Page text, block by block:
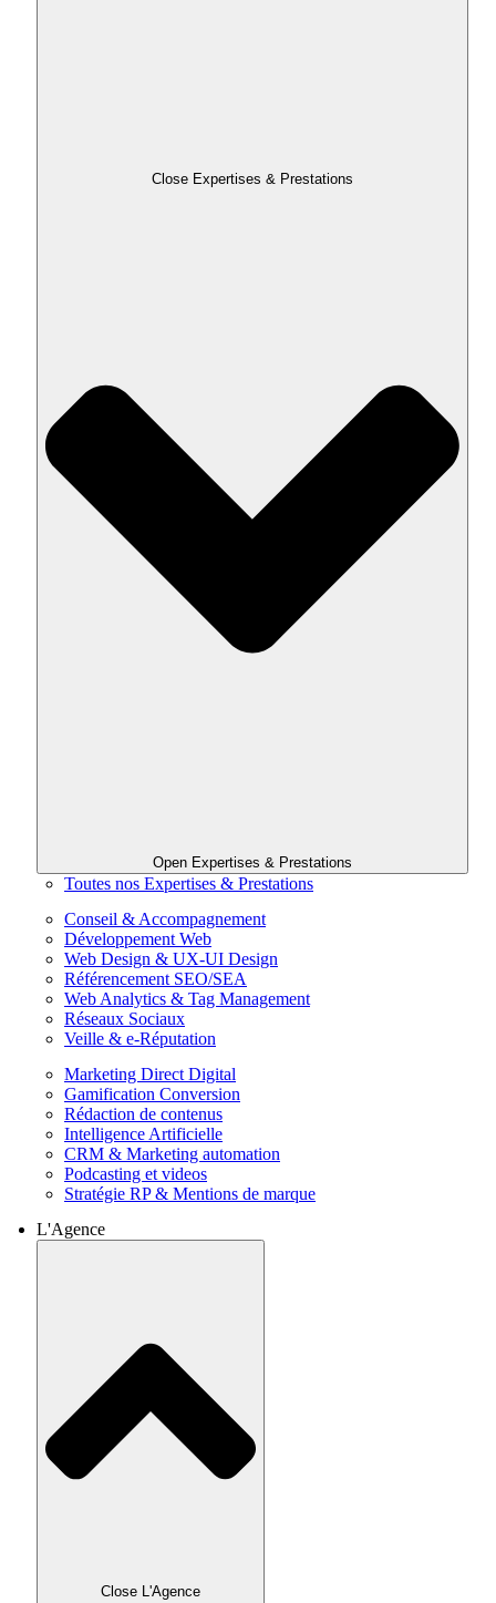
Close Expertises & Prestations
Open Expertises & Prestations
Toutes nos Expertises & Prestations
Conseil & Accompagnement
Développement Web
Web Design & UX-UI Design
Référencement SEO/SEA
Web Analytics & Tag Management
Réseaux Sociaux
Veille & e-Réputation
Marketing Direct Digital
Gamification Conversion
Rédaction de contenus
Intelligence Artificielle
CRM & Marketing automation
Podcasting et videos
Stratégie RP & Mentions de marque
L'Agence
Close L'Agence